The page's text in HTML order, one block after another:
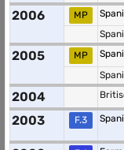
2006 MP
2005 MP
2004
2003 F.3